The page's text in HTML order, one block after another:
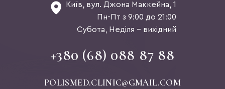
Київ, вул. Джона Маккейна, 1
Пн-Пт з 9:00 до 21:00
Субота, Неділя - вихідний
+380 (68) 088 87 88
POLISMED.CLINIC@GMAIL.COM